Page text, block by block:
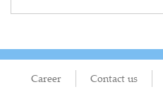
Career Contact us